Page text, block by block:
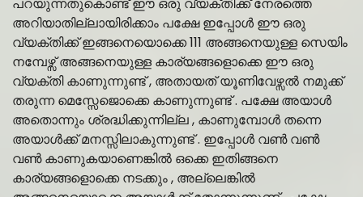
പറയുന്നതുകൊണ്ട് ഈ ഒരു വ്യക്തിക്ക് നേരത്തെ
അറിയാതില്ലായിരിക്കാം പക്ഷേ ഇപ്പോൾ ഈ ഒരു
വ്യക്തിക്ക് ഇങ്ങനെയൊക്കെ 111 അങ്ങനെയുള്ള സെയിം
നമ്പേഴ്സ് അങ്ങനെയുള്ള കാര്യങ്ങളൊക്കെ ഈ ഒരു
വ്യക്തി കാണുന്നുണ്ട് , അതായത് യൂണിവേഴ്സൽ നമുക്ക്
തരുന്ന മെസ്സേജൊക്കെ കാണുന്നുണ്ട് . പക്ഷേ അയാൾ
അതൊന്നും ശ്രദ്ധിക്കുന്നില്ല , കാണുമ്പോൾ തന്നെ
അയാൾക്ക് മനസ്സിലാകുന്നുണ്ട് . ഇപ്പോൾ വൺ വൺ
വൺ കാണുകയാണെങ്കിൽ ഒക്കെ ഇതിങ്ങനെ
കാര്യങ്ങളൊക്കെ നടക്കും , അല്ലെങ്കിൽ